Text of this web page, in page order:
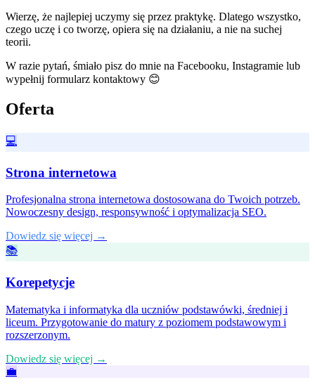
Wierzę, że najlepiej uczymy się przez praktykę. Dlatego wszystko,
czego uczę i co tworzę, opiera się na działaniu, a nie na suchej
teorii.
W razie pytań, śmiało pisz do mnie na Facebooku, Instagramie lub
wypełnij formularz kontaktowy 😊
Oferta
💻
Strona internetowa
Profesjonalna strona internetowa dostosowana do Twoich potrzeb.
Nowoczesny design, responsywność i optymalizacja SEO.
Dowiedz się więcej →
📚
Korepetycje
Matematyka i informatyka dla uczniów podstawówki, średniej i
liceum. Przygotowanie do matury z poziomem podstawowym i
rozszerzonym.
Dowiedz się więcej →
💼